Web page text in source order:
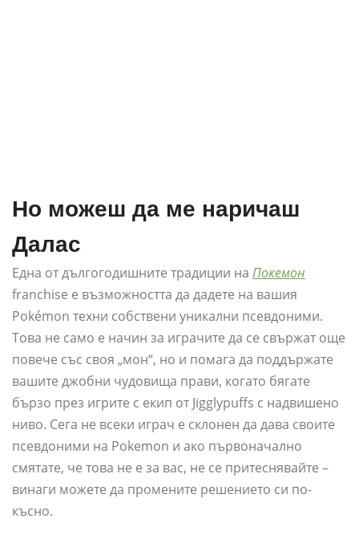
Но можеш да ме наричаш
Далас
Една от дългогодишните традиции на Покемон
franchise е възможността да дадете на вашия
Pokémon техни собствени уникални псевдоними.
Това не само е начин за играчите да се свържат още
повече със своя „мон“, но и помага да поддържате
вашите джобни чудовища прави, когато бягате
бързо през игрите с екип от Jigglypuffs с надвишено
ниво. Сега не всеки играч е склонен да дава своите
псевдоними на Pokemon и ако първоначално
смятате, че това не е за вас, не се притеснявайте –
винаги можете да промените решението си по-
късно.